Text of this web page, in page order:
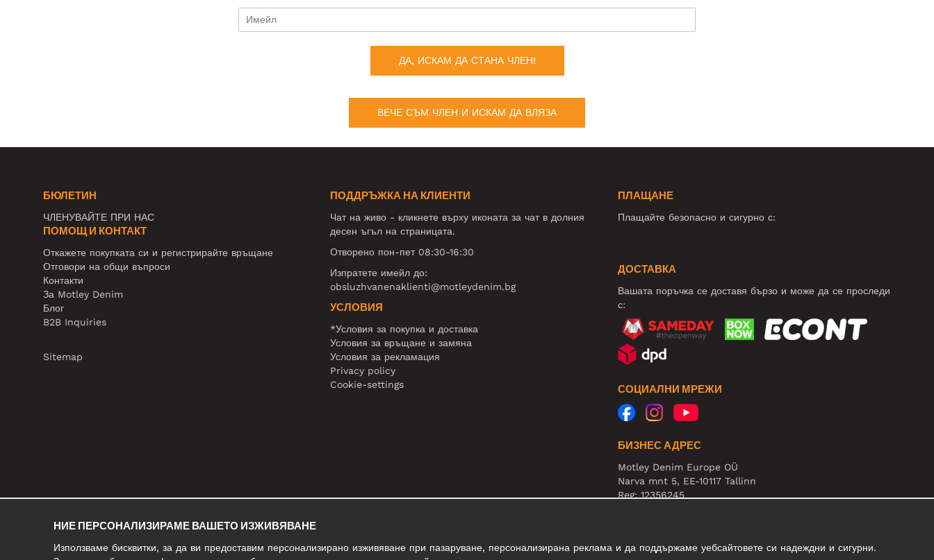
ДА, ИСКАМ ДА СТАНА ЧЛЕН!
ВЕЧЕ СЪМ ЧЛЕН И ИСКАМ ДА ВЛЯЗА
БЮЛЕТИН
ЧЛЕНУВАЙТЕ ПРИ НАС
ПОМОЩ И КОНТАКТ
Откажете покупката си и регистрирайте връщане
Отговори на общи въпроси
Контакти
За Motley Denim
Блог
B2B Inquiries
Sitemap
ПОДДРЪЖКА НА КЛИЕНТИ
Чат на живо - кликнете върху иконата за чат в долния
десен ъгъл на страницата.
Отворено пон-пет 08:30-16:30
Изпратете имейл до:
obsluzhvanenaklienti@motleydenim.bg
УСЛОВИЯ
*Условия за покупка и доставка
Условия за връщане и замяна
Условия за рекламация
Privacy policy
Cookie-settings
ПЛАЩАНЕ
Плащайте безопасно и сигурно с:
ДОСТАВКА
Вашата поръчка се доставя бързо и може да се проследи
с:
СОЦИАЛНИ МРЕЖИ
БИЗНЕС АДРЕС
Motley Denim Europe OÜ
Narva mnt 5, EE-10117 Tallinn
Reg: 12356245
НИЕ ПЕРСОНАЛИЗИРАМЕ ВАШЕТО ИЗЖИВЯВАНЕ
Използваме бисквитки, за да ви предоставим персонализирано изживяване при пазаруване, персонализирана реклама и да поддържаме уебсайтовете си надеждни и сигурни.